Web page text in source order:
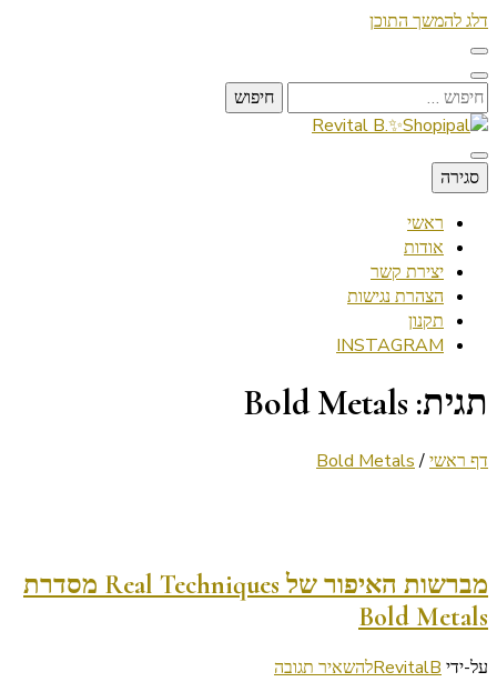
דלג להמשך התוכן
חיפוש:
Revital B.✨Shopipal
Lifestyle ✦ Beauty ✦ Vegan ✦ Travel
סגירה
ראשי
אודות
יצירת קשר
הצהרת נגישות
תקנון
INSTAGRAM
תגית: Bold Metals
דף ראשי/
Bold Metals
מברשות האיפור של Real Techniques מסדרת
Bold Metals
על-ידי RevitalBלהשאיר תגובהבנושא